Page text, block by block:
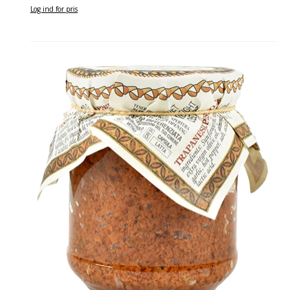
Log ind for pris